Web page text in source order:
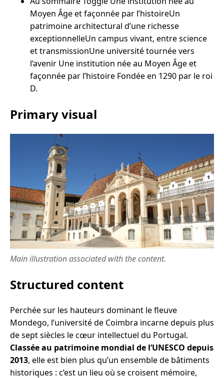
Moyen Âge et façonnée par l’histoireUn
patrimoine architectural d’une richesse
exceptionnelleUn campus vivant, entre science
et transmissionUne université tournée vers
l’avenir Une institution née au Moyen Âge et
façonnée par l’histoire Fondée en 1290 par le roi
D.
Primary visual
Main illustration associated with the content.
Structured content
Perchée sur les hauteurs dominant le fleuve
Mondego, l’université de Coimbra incarne depuis plus
de sept siècles le cœur intellectuel du Portugal.
Classée au patrimoine mondial de l’UNESCO depuis
2013, elle est bien plus qu’un ensemble de bâtiments
historiques : c’est un lieu où se croisent mémoire,